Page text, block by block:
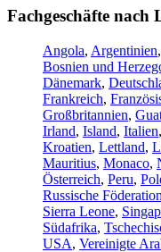
Fachgeschäfte nach
Angola, Argentinien,
Bosnien und
Dänemark,
Frankreich,
Großbritannien,
Irland, Island, Italien,
Kroatien, Lettland,
Mauritius, Monaco,
Österreich, Peru,
Russische Föderation
Sierra Leone,
Südafrika,
USA, Vereinigte